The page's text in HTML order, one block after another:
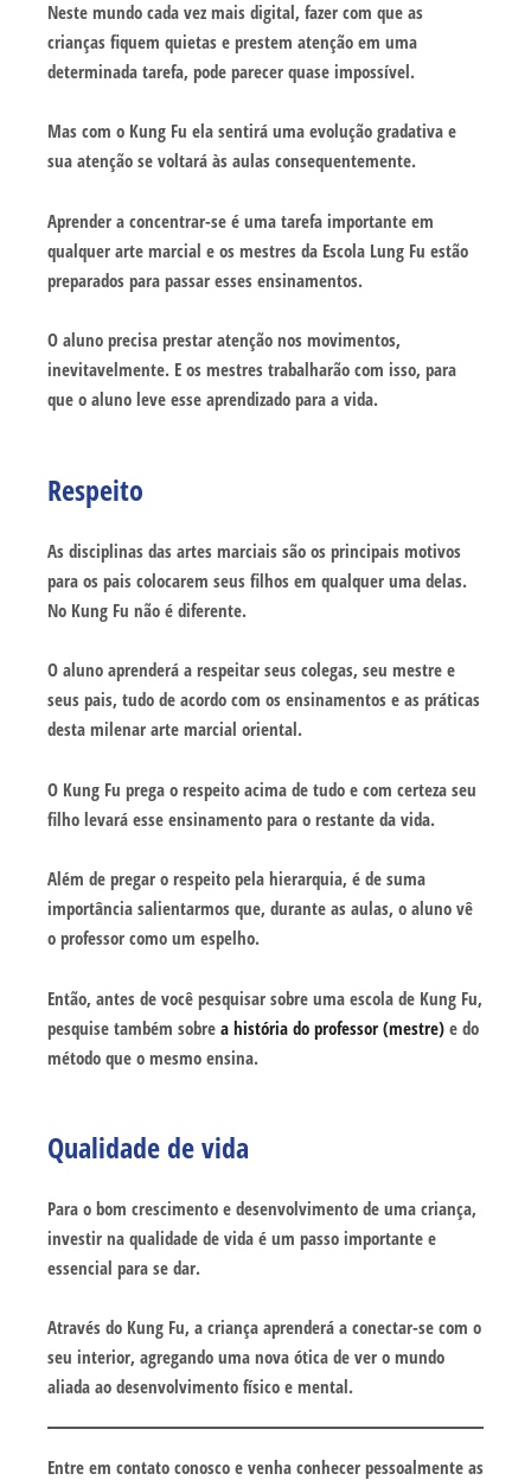
Neste mundo cada vez mais digital, fazer com que as
crianças fiquem quietas e prestem atenção em uma
determinada tarefa, pode parecer quase impossível.
Mas com o Kung Fu ela sentirá uma evolução gradativa e
sua atenção se voltará às aulas consequentemente.
Aprender a concentrar-se é uma tarefa importante em
qualquer arte marcial e os mestres da Escola Lung Fu estão
preparados para passar esses ensinamentos.
O aluno precisa prestar atenção nos movimentos,
inevitavelmente. E os mestres trabalharão com isso, para
que o aluno leve esse aprendizado para a vida.
Respeito
As disciplinas das artes marciais são os principais motivos
para os pais colocarem seus filhos em qualquer uma delas.
No Kung Fu não é diferente.
O aluno aprenderá a respeitar seus colegas, seu mestre e
seus pais, tudo de acordo com os ensinamentos e as práticas
desta milenar arte marcial oriental.
O Kung Fu prega o respeito acima de tudo e com certeza seu
filho levará esse ensinamento para o restante da vida.
Além de pregar o respeito pela hierarquia, é de suma
importância salientarmos que, durante as aulas, o aluno vê
o professor como um espelho.
Então, antes de você pesquisar sobre uma escola de Kung Fu,
pesquise também sobre a história do professor (mestre) e do
método que o mesmo ensina.
Qualidade de vida
Para o bom crescimento e desenvolvimento de uma criança,
investir na qualidade de vida é um passo importante e
essencial para se dar.
Através do Kung Fu, a criança aprenderá a conectar-se com o
seu interior, agregando uma nova ótica de ver o mundo
aliada ao desenvolvimento físico e mental.
Entre em contato conosco e venha conhecer pessoalmente as